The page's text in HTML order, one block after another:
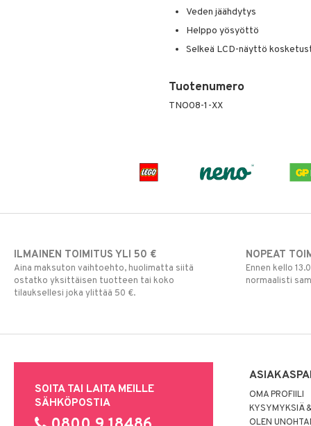
Veden jäähdytys
Helppo yösyöttö
Selkeä LCD-näyttö
Tuotenumero
TNO08-1-XX
ILMAINEN TOIMITUS YLI 50 €
Aina maksuton vaihtoehto, huolimatta siitä
ostatko yksittäisen tuotteen tai koko
tilauksellesi joka ylittää 50 €.
NOPEAT
Ennen kello
normaalisti
SOITA TAI LAITA MEILLE
SÄHKÖPOSTIA
OMA PROFIILI
KYSYMYKSIÄ
OLEN